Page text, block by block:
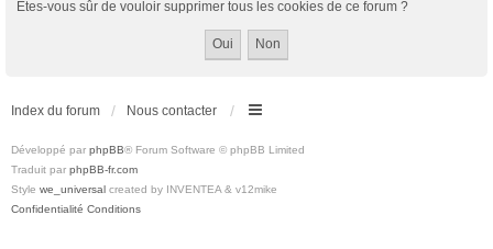
Êtes-vous sûr de vouloir supprimer tous les cookies de ce forum ?
Index du forum Nous contacter
Développé par phpBB® Forum Software © phpBB Limited
Traduit par phpBB-fr.com
Style we_universal created by INVENTEA & v12mike
Confidentialité Conditions